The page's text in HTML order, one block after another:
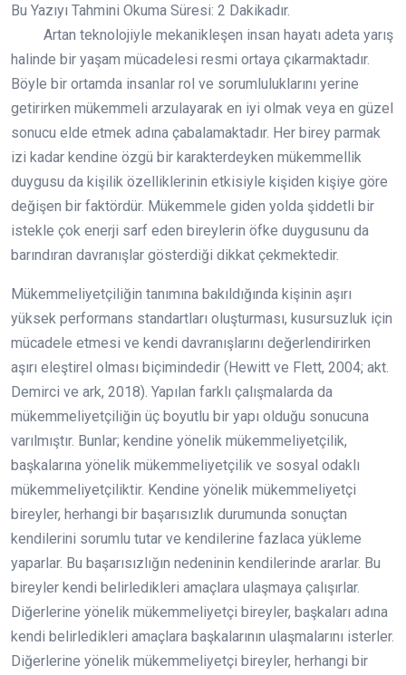
Bu Yazıyı Tahmini Okuma Süresi: 2 Dakikadır.
Artan teknolojiyle mekanikleşen insan hayatı adeta yarış
halinde bir yaşam mücadelesi resmi ortaya çıkarmaktadır.
Böyle bir ortamda insanlar rol ve sorumluluklarını yerine
getirirken mükemmeli arzulayarak en iyi olmak veya en güzel
sonucu elde etmek adına çabalamaktadır. Her birey parmak
izi kadar kendine özgü bir karakterdeyken mükemmellik
duygusu da kişilik özelliklerinin etkisiyle kişiden kişiye göre
değişen bir faktördür. Mükemmele giden yolda şiddetli bir
istekle çok enerji sarf eden bireylerin öfke duygusunu da
barındıran davranışlar gösterdiği dikkat çekmektedir.
Mükemmeliyetçiliğin tanımına bakıldığında kişinin aşırı
yüksek performans standartları oluşturması, kusursuzluk için
mücadele etmesi ve kendi davranışlarını değerlendirirken
aşırı eleştirel olması biçimindedir (Hewitt ve Flett, 2004; akt.
Demirci ve ark, 2018). Yapılan farklı çalışmalarda da
mükemmeliyetçiliğin üç boyutlu bir yapı olduğu sonucuna
varılmıştır. Bunlar; kendine yönelik mükemmeliyetçilik,
başkalarına yönelik mükemmeliyetçilik ve sosyal odaklı
mükemmeliyetçiliktir. Kendine yönelik mükemmeliyetçi
bireyler, herhangi bir başarısızlık durumunda sonuçtan
kendilerini sorumlu tutar ve kendilerine fazlaca yükleme
yaparlar. Bu başarısızlığın nedeninin kendilerinde ararlar. Bu
bireyler kendi belirledikleri amaçlara ulaşmaya çalışırlar.
Diğerlerine yönelik mükemmeliyetçi bireyler, başkaları adına
kendi belirledikleri amaçlara başkalarının ulaşmalarını isterler.
Diğerlerine yönelik mükemmeliyetçi bireyler, herhangi bir